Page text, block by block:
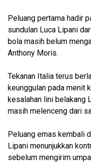
Peluang pertama hadir
sundulan Luca Lipani
bola masih belum
Anthony Moris.
Tekanan Italia terus
keunggulan pada menit
kesalahan lini belakang
masih melenceng dari
Peluang emas kembali
Lipani menunjukkan
sebelum mengirim